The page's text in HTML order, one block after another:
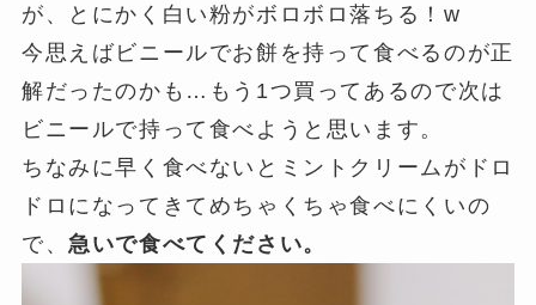
が、とにかく白い粉がボロボロ落ちる！w
今思えばビニールでお餅を持って食べるのが正
解だったのかも…もう1つ買ってあるので次は
ビニールで持って食べようと思います。
ちなみに早く食べないとミントクリームがドロ
ドロになってきてめちゃくちゃ食べにくいの
で、急いで食べてください。